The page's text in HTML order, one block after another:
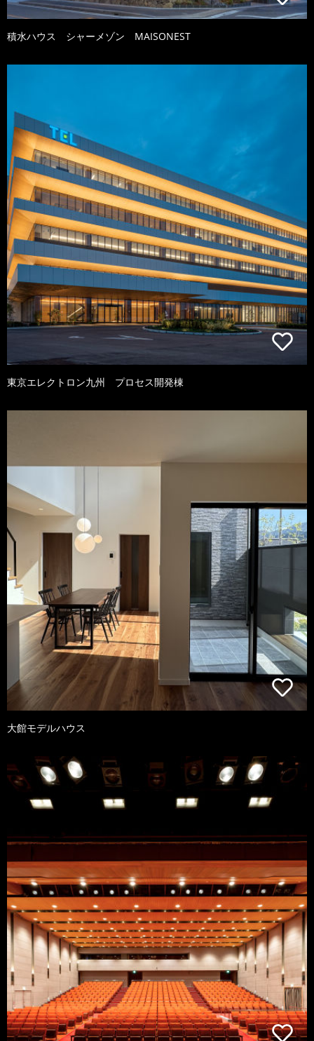
積水ハウス シャーメゾン MAISONEST
東京エレクトロン九州 プロセス開発棟
大館モデルハウス